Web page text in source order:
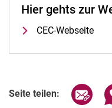
Hier gehts zur
CEC-Webseite
Seite teilen: